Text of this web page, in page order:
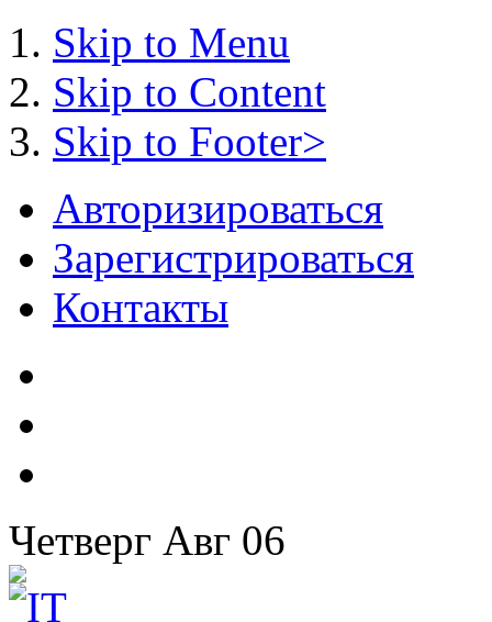
Skip to Menu
Skip to Content
Skip to Footer>
Авторизироваться
Зарегистрироваться
Контакты
Четверг Авг 06